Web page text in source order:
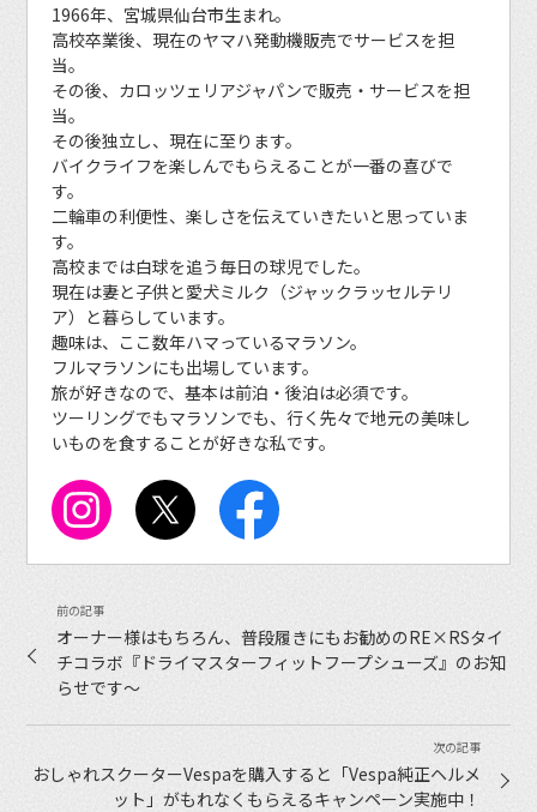
1966年、宮城県仙台市生まれ。
高校卒業後、現在のヤマハ発動機販売でサービスを担
当。
その後、カロッツェリアジャパンで販売・サービスを担
当。
その後独立し、現在に至ります。
バイクライフを楽しんでもらえることが一番の喜びで
す。
二輪車の利便性、楽しさを伝えていきたいと思っていま
す。
高校までは白球を追う毎日の球児でした。
現在は妻と子供と愛犬ミルク（ジャックラッセルテリ
ア）と暮らしています。
趣味は、ここ数年ハマっているマラソン。
フルマラソンにも出場しています。
旅が好きなので、基本は前泊・後泊は必須です。
ツーリングでもマラソンでも、行く先々で地元の美味し
いものを食することが好きな私です。
オーナー様はもちろん、普段履きにもお勧めのRE×RSタイ
チコラボ『ドライマスターフィットフープシューズ』のお知
らせです〜
おしゃれスクーターVespaを購入すると「Vespa純正ヘルメ
ット」がもれなくもらえるキャンペーン実施中！